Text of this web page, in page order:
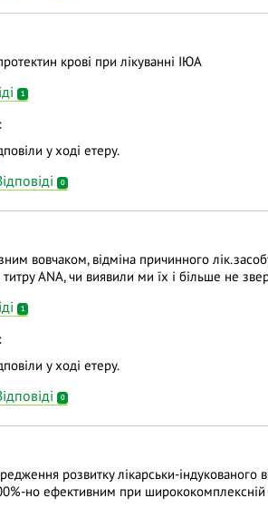
крові при лікуванні ІЮА
1
у ході етеру.
0
вовчаком, відміна причинного
ANA, чи виявили ми їх і більше не
1
у ході етеру.
0
розвитку лікарськи-індукованого
но ефективним при ширококомплексній